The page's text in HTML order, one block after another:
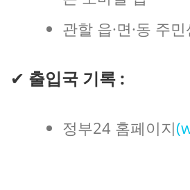
관할 읍·면·동 주
✔ 출입국 기록 :
정부24 홈페이지